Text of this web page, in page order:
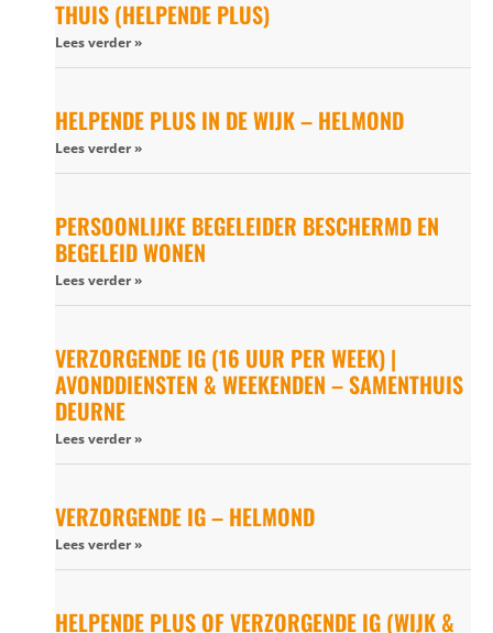
THUIS (HELPENDE PLUS)
Lees verder »
HELPENDE PLUS IN DE WIJK – HELMOND
Lees verder »
PERSOONLIJKE BEGELEIDER BESCHERMD EN
BEGELEID WONEN
Lees verder »
VERZORGENDE IG (16 UUR PER WEEK) |
AVONDDIENSTEN & WEEKENDEN – SAMENTHUIS
DEURNE
Lees verder »
VERZORGENDE IG – HELMOND
Lees verder »
HELPENDE PLUS OF VERZORGENDE IG (WIJK &